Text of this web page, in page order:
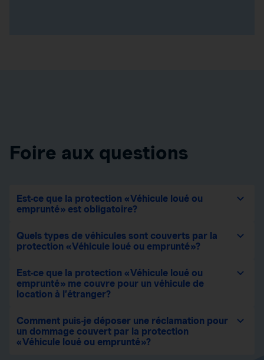
Foire aux questions
Est-ce que la protection « Véhicule loué ou
emprunté » est obligatoire?
Quels types de véhicules sont couverts par la
protection « Véhicule loué ou emprunté »?
Est-ce que la protection « Véhicule loué ou
emprunté » me couvre pour un véhicule de
location à l’étranger?
Comment puis-je déposer une réclamation pour
un dommage couvert par la protection
« Véhicule loué ou emprunté »?